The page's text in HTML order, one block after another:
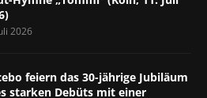
2026
feiern das 30-jährige Jubiläum
starken Debüts mit einer